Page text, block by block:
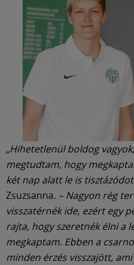
„Hihetetlenül boldog
megtudtam, hogy
két nap alatt le is
Zsuzsanna. – Nagyon rég
visszatérnék ide, ezért egy
rajta, hogy szeretnék élni a
megkaptam. Ebben a
minden érzés visszajött,